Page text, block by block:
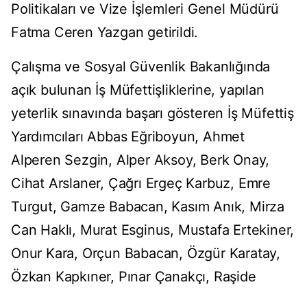
Politikaları ve Vize İşlemleri Genel Müdürü
Fatma Ceren Yazgan getirildi.
Çalışma ve Sosyal Güvenlik Bakanlığında
açık bulunan İş Müfettişliklerine, yapılan
yeterlik sınavında başarı gösteren İş Müfettiş
Yardımcıları Abbas Eğriboyun, Ahmet
Alperen Sezgin, Alper Aksoy, Berk Onay,
Cihat Arslaner, Çağrı Ergeç Karbuz, Emre
Turgut, Gamze Babacan, Kasım Anık, Mirza
Can Haklı, Murat Esginus, Mustafa Ertekiner,
Onur Kara, Orçun Babacan, Özgür Karatay,
Özkan Kapkıner, Pınar Çanakçı, Raşide